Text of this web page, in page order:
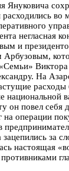
Януковича
во
негласная
и
На
национальной
он повел себя
на операции
за
настоящая